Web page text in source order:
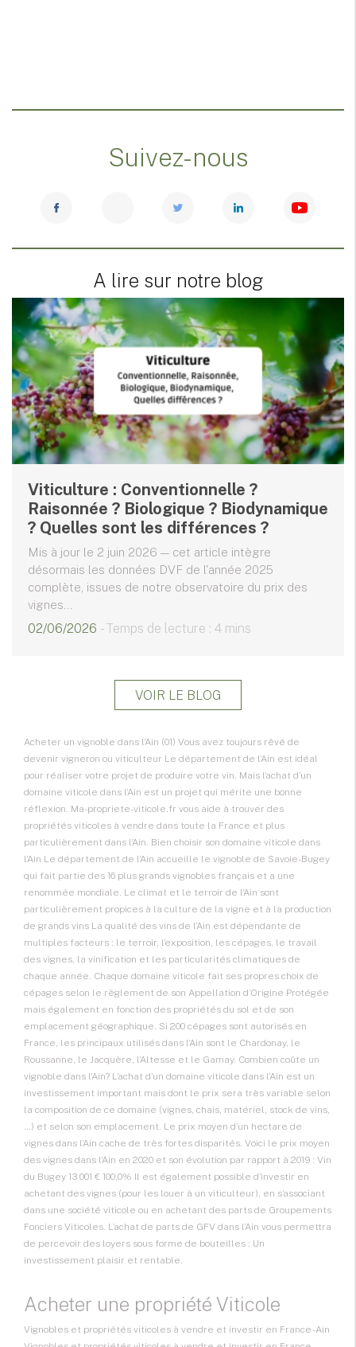
Suivez-nous
A lire sur notre blog
Viticulture : Conventionnelle ?
Raisonnée ? Biologique ? Biodynamique
? Quelles sont les différences ?
Mis à jour le 2 juin 2026 — cet article intègre
désormais les données DVF de l'année 2025
complète, issues de notre observatoire du prix des
vignes...
02/06/2026 - Temps de lecture : 4 mins
VOIR LE BLOG
Acheter un vignoble dans l’Ain (01) Vous avez toujours rêvé de
devenir vigneron ou viticulteur Le département de l’Ain est idéal
pour réaliser votre projet de produire votre vin. Mais l’achat d’un
domaine viticole dans l’Ain est un projet qui mérite une bonne
réflexion. Ma-propriete-viticole.fr vous aide à trouver des
propriétés viticoles à vendre dans toute la France et plus
particulièrement dans l’Ain. Bien choisir son domaine viticole dans
l’Ain Le département de l’Ain accueille le vignoble de Savoie-Bugey
qui fait partie des 16 plus grands vignobles français et a une
renommée mondiale. Le climat et le terroir de l’Ain sont
particulièrement propices à la culture de la vigne et à la production
de grands vins La qualité des vins de l’Ain est dépendante de
multiples facteurs : le terroir, l’exposition, les cépages, le travail
des vignes, la vinification et les particularités climatiques de
chaque année. Chaque domaine viticole fait ses propres choix de
cépages selon le règlement de son Appellation d’Origine Protégée
mais également en fonction des propriétés du sol et de son
emplacement géographique. Si 200 cépages sont autorisés en
France, les principaux utilisés dans l’Ain sont le Chardonay, le
Roussanne, le Jacquère, l’Altesse et le Gamay. Combien coûte un
vignoble dans l’Ain? L’achat d’un domaine viticole dans l’Ain est un
investissement important mais dont le prix sera très variable selon
la composition de ce domaine (vignes, chais, matériel, stock de vins,
…) et selon son emplacement. Le prix moyen d’un hectare de
vignes dans l’Ain cache de très fortes disparités. Voici le prix moyen
des vignes dans l’Ain en 2020 et son évolution par rapport à 2019 : Vin
du Bugey 13 001 € 100,0% Il est également possible d’investir en
achetant des vignes (pour les louer à un viticulteur), en s’associant
dans une société viticole ou en achetant des parts de Groupements
Fonciers Viticoles. L’achat de parts de GFV dans l’Ain vous permettra
de percevoir des loyers sous forme de bouteilles : Un
investissement plaisir et rentable.
Acheter une propriété Viticole
Vignobles et propriétés viticoles à vendre et investir en France - Ain